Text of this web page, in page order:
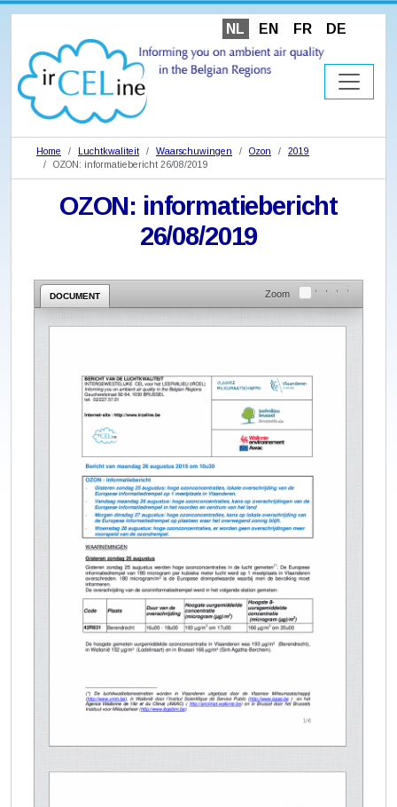
NL EN FR DE
Home Luchtkwaliteit Waarschuwingen Ozon
2019
OZON: informatiebericht 26/08/2019
OZON: informatiebericht
26/08/2019
DOCUMENT Zoom